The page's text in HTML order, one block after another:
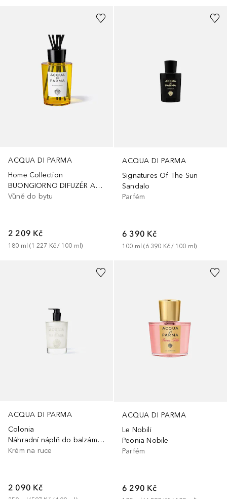
ACQUA DI PARMA
Home Collection
BUONGIORNO DIFUZÉR AROMATICKÝ
Vůně do bytu
2 209 Kč
180 ml (1 227 Kč / 100 ml)
ACQUA DI PARMA
Signatures Of The Sun
Sandalo
Parfém
6 390 Kč
100 ml (6 390 Kč / 100 ml)
ACQUA DI PARMA
Colonia
Náhradní náplň do balzámu na ruce
Krém na ruce
2 090 Kč
ACQUA DI PARMA
Le Nobili
Peonia Nobile
Parfém
6 290 Kč